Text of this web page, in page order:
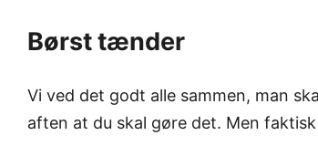
Børst tænder
Vi ved det godt alle sammen, man
aften at du skal gøre det. Men